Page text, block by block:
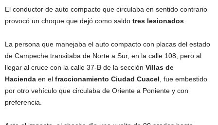
El conductor de auto compacto que circulaba en sentido contrario
provocó un choque que dejó como saldo tres lesionados
La persona que manejaba el auto compacto con placas del estado
de Campeche transitaba de Norte a Sur, en la calle 108, pero al
llegar al cruce con la calle 37-B de la sección Villas de
Hacienda en el fraccionamiento Ciudad Cuacel , fue embestido
por otro vehículo que circulaba de Oriente a Poniente y con
preferencia.